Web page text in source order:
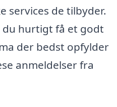
services de tilbyder.
hurtigt få et godt
der bedst opfylder
anmeldelser fra